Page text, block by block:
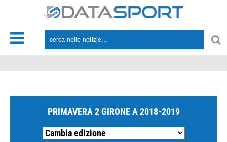
PRIMAVERA 2 GIRONE A 2018-2019